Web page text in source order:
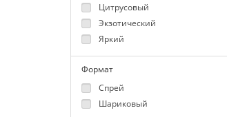
Цитрусовый
Экзотический
Яркий
Формат
Спрей
Шариковый